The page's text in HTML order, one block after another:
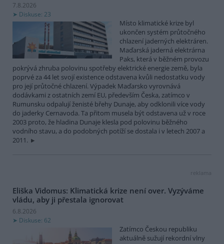
7.8.2026
Diskuse: 23
Místo klimatické krize byl
ukončen systém průtočného
chlazení jaderných elektráren.
Maďarská jaderná elektrárna
Paks, která v běžném provozu
pokrývá zhruba polovinu spotřeby elektrické energie země, byla
poprvé za 44 let svojí existence odstavena kvůli nedostatku vody
pro její průtočné chlazení. Výpadek Maďarsko vyrovnává
dodávkami z ostatních zemí EU, především Česka, zatímco v
Rumunsku odpalují ženisté břehy Dunaje, aby odklonili více vody
do jaderky Cernavoda. Ta přitom musela být odstavena už v roce
2003 proto, že hladina Dunaje klesla pod polovinu běžného
vodního stavu, a do podobných potíží se dostala i v letech 2007 a
2011.
reklama
Eliška Vidomus: Klimatická krize není over. Vyzýváme
vládu, aby ji přestala ignorovat
6.8.2026
Diskuse: 62
Zatímco Českou republiku
aktuálně sužují rekordní vlny